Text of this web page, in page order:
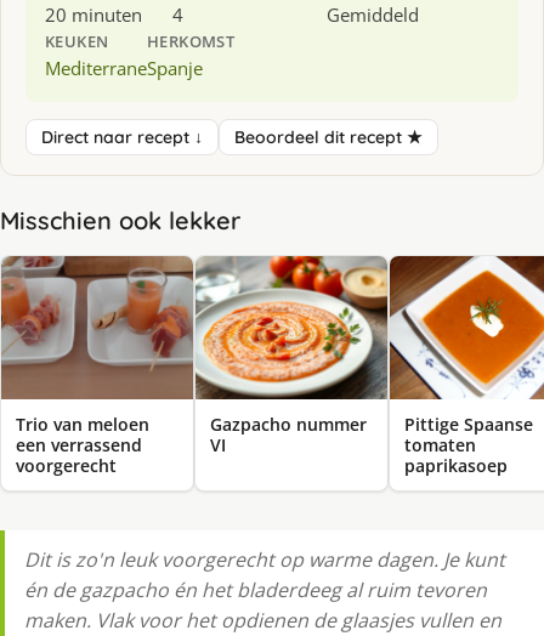
20 minuten 4 Gemiddeld
KEUKEN
Mediterrane
HERKOMST
Spanje
Direct naar recept ↓ Beoordeel dit recept ★
Misschien ook lekker
Trio van meloen
een verrassend
voorgerecht
Gazpacho nummer
VI
Pittige Spaanse
tomaten
paprikasoep
Dit is zo'n leuk voorgerecht op warme dagen. Je kunt
én de gazpacho én het bladerdeeg al ruim tevoren
maken. Vlak voor het opdienen de glaasjes vullen en